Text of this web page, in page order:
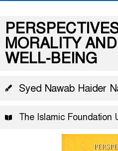
MORALITY
WELL-BEING
Syed Nawab Haider
The Islamic Foundation